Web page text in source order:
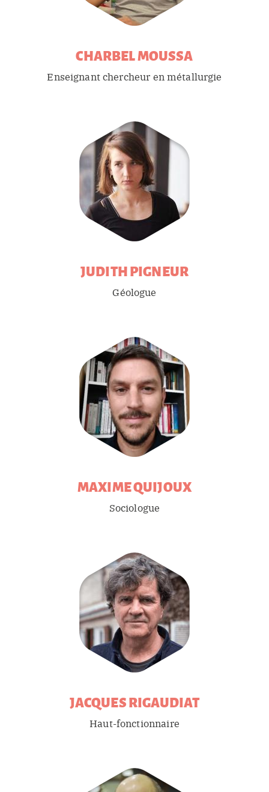
CHARBELMOUSSA
Enseignant chercheur en métallurgie
JUDITHPIGNEUR
Géologue
MAXIMEQUIJOUX
Sociologue
JACQUESRIGAUDIAT
Haut-fonctionnaire